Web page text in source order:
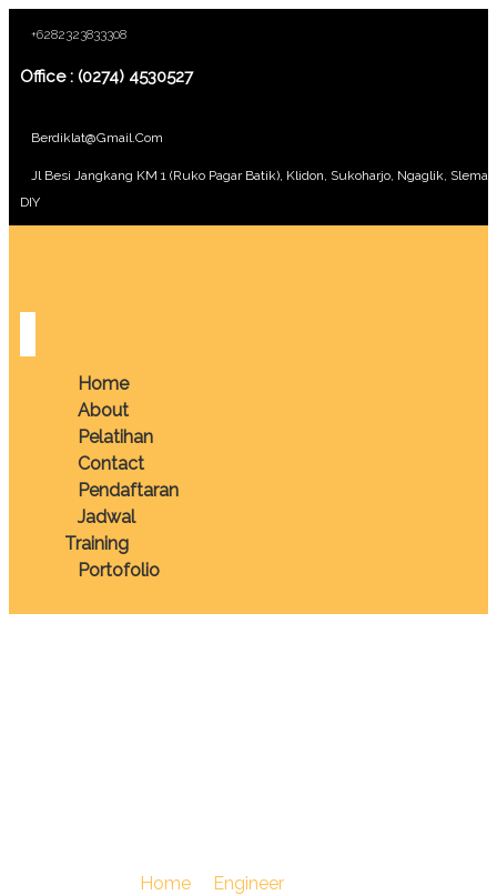
+6282323833308
Office : (0274) 4530527
Berdiklat@gmail.com
Jl Besi Jangkang KM 1 (Ruko Pagar Batik), Klidon, Sukoharjo, Ngaglik,
DIY
Home
About
Pelatihan
Contact
Pendaftaran
Jadwal
Training
Portofolio
Home Engineer